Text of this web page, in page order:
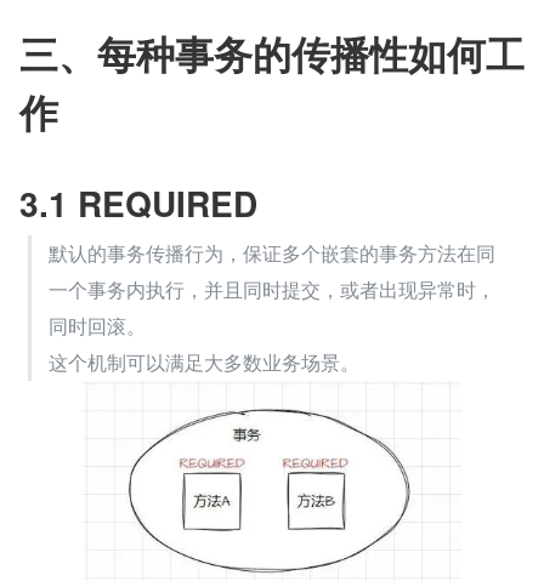
三、每种事务的传播性如何工
作
3.1 REQUIRED
默认的事务传播行为，保证多个嵌套的事务方法在同
一个事务内执行，并且同时提交，或者出现异常时，
同时回滚。
这个机制可以满足大多数业务场景。